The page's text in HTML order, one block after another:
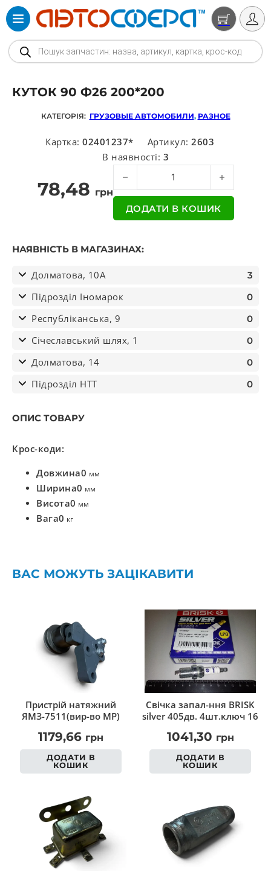
Products search
КУТОК 90 Ф26 200*200
КАТЕГОРІЯ: ГРУЗОВЫЕ АВТОМОБИЛИ, РАЗНОЕ
Картка:02401237* Артикул:2603
В наявності: 3
78,48 грн
Куток 90 ф26 200*200 кількість
ДОДАТИ В КОШИК
НАЯВНІСТЬ В МАГАЗИНАХ:
Долматова, 10А 3
Підрозділ Іномарок 0
Республіканська, 9 0
Січеславський шлях, 1 0
Долматова, 14 0
Підрозділ НТТ 0
ОПИС ТОВАРУ
Крос-коди:
Довжина0 мм
Ширина0 мм
Висота0 мм
Вага0 кг
ВАС МОЖУТЬ ЗАЦІКАВИТИ
Пристрій натяжний
ЯМЗ-7511(вир-во МР)
1179,66 грн
ДОДАТИ В
КОШИК
Свічка запал-ння BRISK
silver 405дв. 4шт.ключ 16
1041,30 грн
ДОДАТИ В
КОШИК